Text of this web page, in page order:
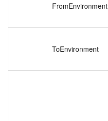
FromEnvironment
ToEnvironment